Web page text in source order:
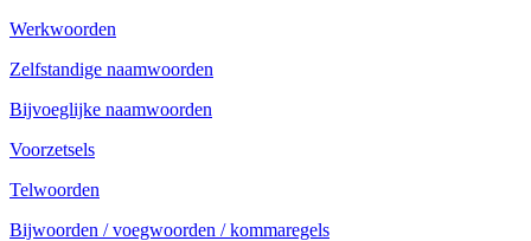
Werkwoorden
Zelfstandige naamwoorden
Bijvoeglijke naamwoorden
Voorzetsels
Telwoorden
Bijwoorden / voegwoorden / kommaregels